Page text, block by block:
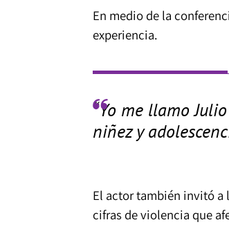
En medio de la
experiencia.
“Yo me llamo
niñez y
El actor también invitó a
cifras de violencia que